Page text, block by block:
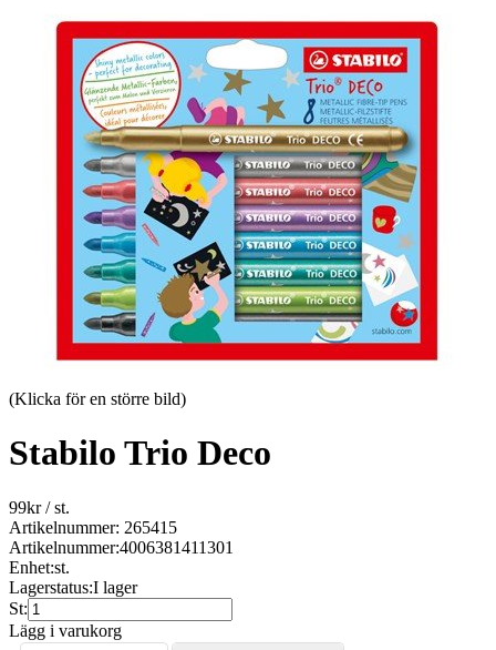
(Klicka för en större bild)
Stabilo Trio Deco
99kr/ st.
Artikelnummer: 265415
Artikelnummer:4006381411301
Enhet:st.
Lagerstatus:I lager
St:
Lägg i varukorg